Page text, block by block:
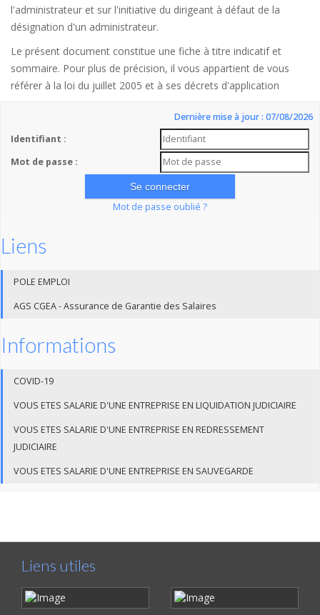
l'administrateur et sur l'initiative du dirigeant à défaut de la
désignation d'un administrateur.
Le présent document constitue une fiche à titre indicatif et
sommaire. Pour plus de précision, il vous appartient de vous
référer à la loi du juillet 2005 et à ses décrets d'application
Dernière mise à jour : 07/08/2026
Identifiant :
Mot de passe :
Mot de passe oublié ?
Liens
POLE EMPLOI
AGS CGEA - Assurance de Garantie des Salaires
Informations
COVID-19
VOUS ETES SALARIE D'UNE ENTREPRISE EN LIQUIDATION JUDICIAIRE
VOUS ETES SALARIE D'UNE ENTREPRISE EN REDRESSEMENT
JUDICIAIRE
VOUS ETES SALARIE D'UNE ENTREPRISE EN SAUVEGARDE
Liens utiles